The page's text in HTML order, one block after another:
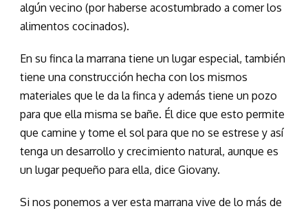
algún vecino (por haberse acostumbrado a comer los
alimentos cocinados).
En su finca la marrana tiene un lugar especial, también
tiene una construcción hecha con los mismos
materiales que le da la finca y además tiene un pozo
para que ella misma se bañe. Él dice que esto permite
que camine y tome el sol para que no se estrese y así
tenga un desarrollo y crecimiento natural, aunque es
un lugar pequeño para ella, dice Giovany.
Si nos ponemos a ver esta marrana vive de lo más de